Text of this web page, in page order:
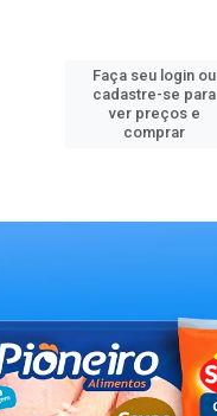
Faça seu login ou
cadastre-se para
ver preços e
comprar